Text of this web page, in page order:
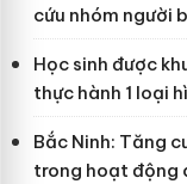
cứu nhóm người
Học sinh được
thực hành 1 loại
Bắc Ninh: Tăng
trong hoạt động